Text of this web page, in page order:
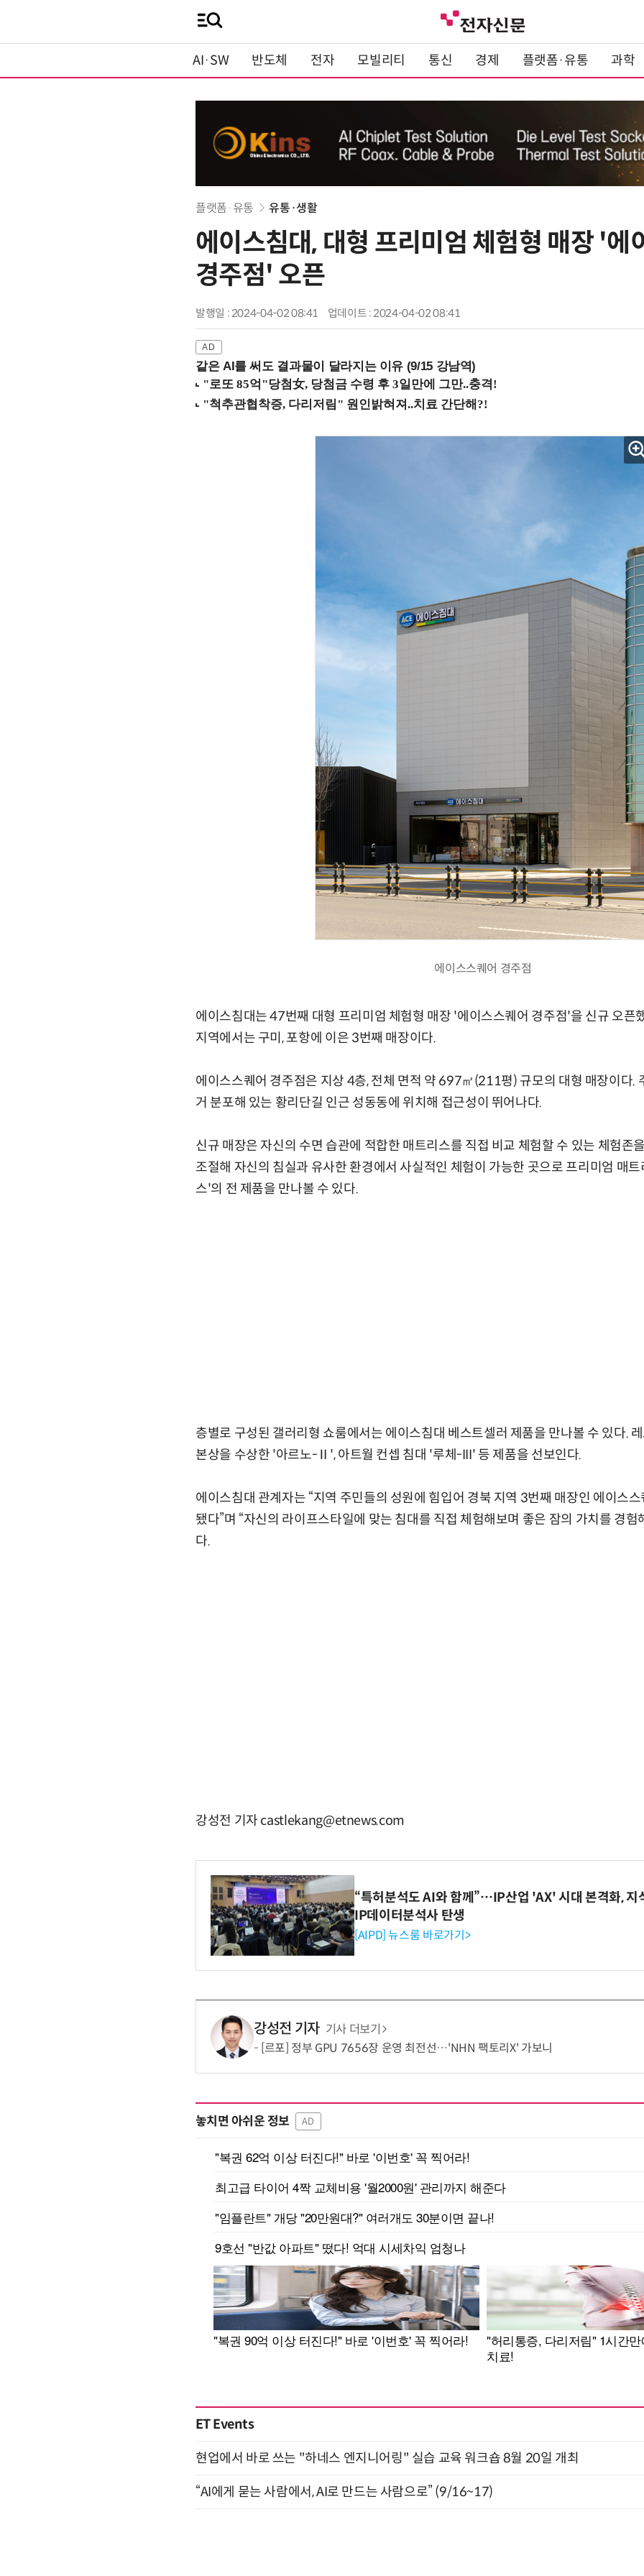
AI·SW 반도체 전자 모빌리티 통신 경제 플랫폼·유통 과학
플랫폼·유통 유통·생활
에이스침대, 대형 프리미엄 체험형 매장 '에
경주점' 오픈
발행일 : 2024-04-02 08:41 업데이트 : 2024-04-02 08:41
같은 AI를 써도 결과물이 달라지는 이유 (9/15 강남역)
에이스스퀘어 경주점
에이스침대는 47번째 대형 프리미엄 체험형 매장 '에이스스퀘어 경주점'을 신규 오픈
지역에서는 구미, 포항에 이은 3번째 매장이다.
에이스스퀘어 경주점은 지상 4층, 전체 면적 약 697㎡(211평) 규모의 대형 매장이다.
거 분포해 있는 황리단길 인근 성동동에 위치해 접근성이 뛰어나다.
신규 매장은 자신의 수면 습관에 적합한 매트리스를 직접 비교 체험할 수 있는 체험존
조절해 자신의 침실과 유사한 환경에서 사실적인 체험이 가능한 곳으로 프리미엄 매트
스'의 전 제품을 만나볼 수 있다.
층별로 구성된 갤러리형 쇼룸에서는 에이스침대 베스트셀러 제품을 만나볼 수 있다.
본상을 수상한 '아르노-Ⅱ', 아트월 컨셉 침대 '루체-III' 등 제품을 선보인다.
에이스침대 관계자는 “지역 주민들의 성원에 힘입어 경북 지역 3번째 매장인 에이스스
됐다”며 “자신의 라이프스타일에 맞는 침대를 직접 체험해보며 좋은 잠의 가치를 경험
다.
강성전 기자 castlekang@etnews.com
“특허분석도 AI와 함께”…IP산업 'AX' 시대 본격화, 지
IP데이터분석사 탄생
[AIPD] 뉴스룸 바로가기>
강성전 기자 기사 더보기
[르포] 정부 GPU 7656장 운영 최전선…'NHN 팩토리X' 가보니
놓치면 아쉬운 정보 AD
ET Events
현업에서 바로 쓰는 "하네스 엔지니어링" 실습 교육 워크숍 8월 20일 개최
“AI에게 묻는 사람에서, AI로 만드는 사람으로” (9/16~17)